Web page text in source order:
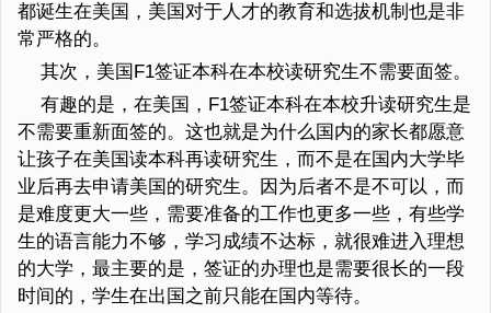
都诞生在美国，美国对于人才的教育和选拔机制也是非
常严格的。
其次，美国F1签证本科在本校读研究生不需要面签。
有趣的是，在美国，F1签证本科在本校升读研究生是
不需要重新面签的。这也就是为什么国内的家长都愿意
让孩子在美国读本科再读研究生，而不是在国内大学毕
业后再去申请美国的研究生。因为后者不是不可以，而
是难度更大一些，需要准备的工作也更多一些，有些学
生的语言能力不够，学习成绩不达标，就很难进入理想
的大学，最主要的是，签证的办理也是需要很长的一段
时间的，学生在出国之前只能在国内等待。